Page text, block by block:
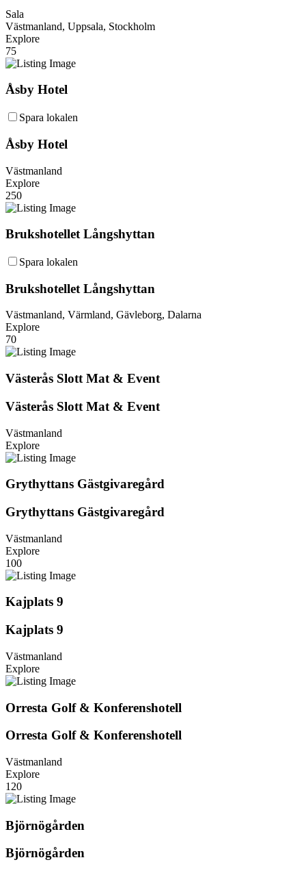
Sala
Västmanland, Uppsala, Stockholm
Explore
75
Åsby Hotel
Spara lokalen
Åsby Hotel
Västmanland
Explore
250
Brukshotellet Långshyttan
Spara lokalen
Brukshotellet Långshyttan
Västmanland, Värmland, Gävleborg, Dalarna
Explore
70
Västerås Slott Mat & Event
Västerås Slott Mat & Event
Västmanland
Explore
Grythyttans Gästgivaregård
Grythyttans Gästgivaregård
Västmanland
Explore
100
Kajplats 9
Kajplats 9
Västmanland
Explore
Orresta Golf & Konferenshotell
Orresta Golf & Konferenshotell
Västmanland
Explore
120
Björnögården
Björnögården